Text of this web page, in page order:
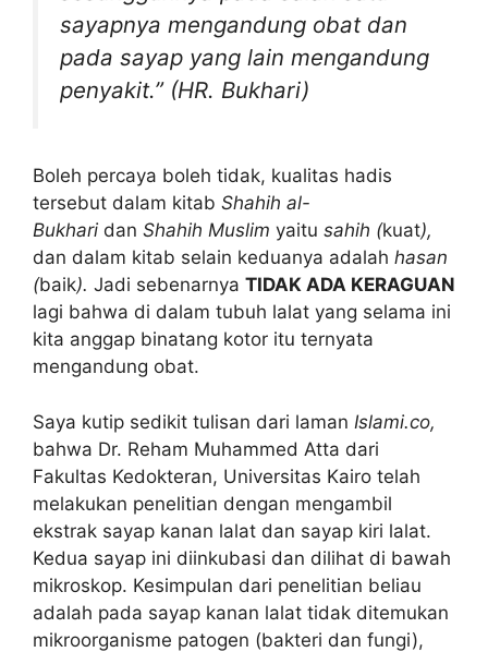
sayapnya mengandung obat dan
pada sayap yang lain mengandung
penyakit.” (HR. Bukhari)
Boleh percaya boleh tidak, kualitas hadis
tersebut dalam kitab Shahih al-
Bukhari dan Shahih Muslim yaitu sahih (kuat),
dan dalam kitab selain keduanya adalah hasan
(baik). Jadi sebenarnya TIDAK ADA KERAGUAN
lagi bahwa di dalam tubuh lalat yang selama ini
kita anggap binatang kotor itu ternyata
mengandung obat.
Saya kutip sedikit tulisan dari laman Islami.co,
bahwa Dr. Reham Muhammed Atta dari
Fakultas Kedokteran, Universitas Kairo telah
melakukan penelitian dengan mengambil
ekstrak sayap kanan lalat dan sayap kiri lalat.
Kedua sayap ini diinkubasi dan dilihat di bawah
mikroskop. Kesimpulan dari penelitian beliau
adalah pada sayap kanan lalat tidak ditemukan
mikroorganisme patogen (bakteri dan fungi),